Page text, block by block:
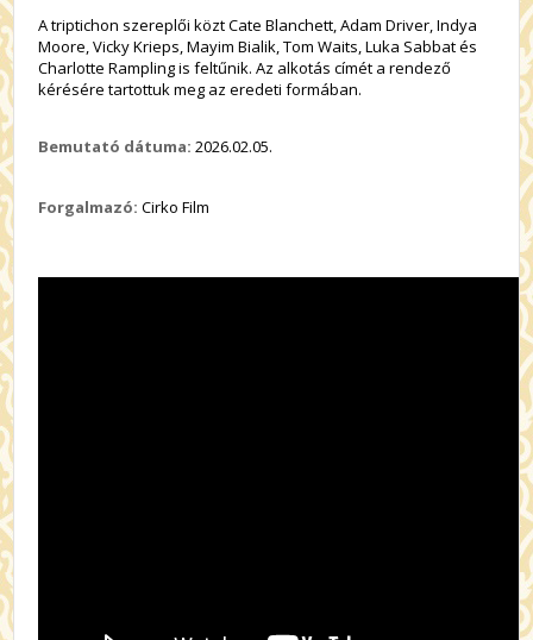
A triptichon szereplői közt Cate Blanchett, Adam Driver, Indya
Moore, Vicky Krieps, Mayim Bialik, Tom Waits, Luka Sabbat és
Charlotte Rampling is feltűnik. Az alkotás címét a rendező
kérésére tartottuk meg az eredeti formában.
Bemutató dátuma: 2026.02.05.
Forgalmazó: Cirko Film